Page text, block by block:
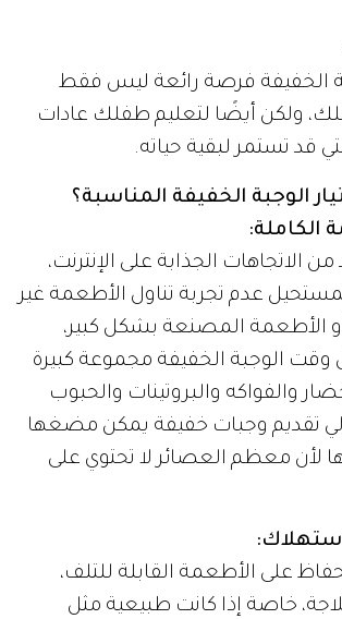
الخفيفة فرصة رائعة ليس فقط
ولكن أيضًا لتعليم طفلك عادات
قد تستمر لبقية حياته.
الوجبة الخفيفة المناسبة؟
الكاملة:
الاتجاهات الجذابة على الإنترنت،
عدم تجربة تناول الأطعمة غير
الأطعمة المصنعة بشكل كبير،
الوجبة الخفيفة مجموعة كبيرة
والفواكه والبروتينات والحبوب
تقديم وجبات خفيفة يمكن مضغها
لأن معظم العصائر لا تحتوي على
على الأطعمة القابلة للتلف،
خاصة إذا كانت طبيعية مثل